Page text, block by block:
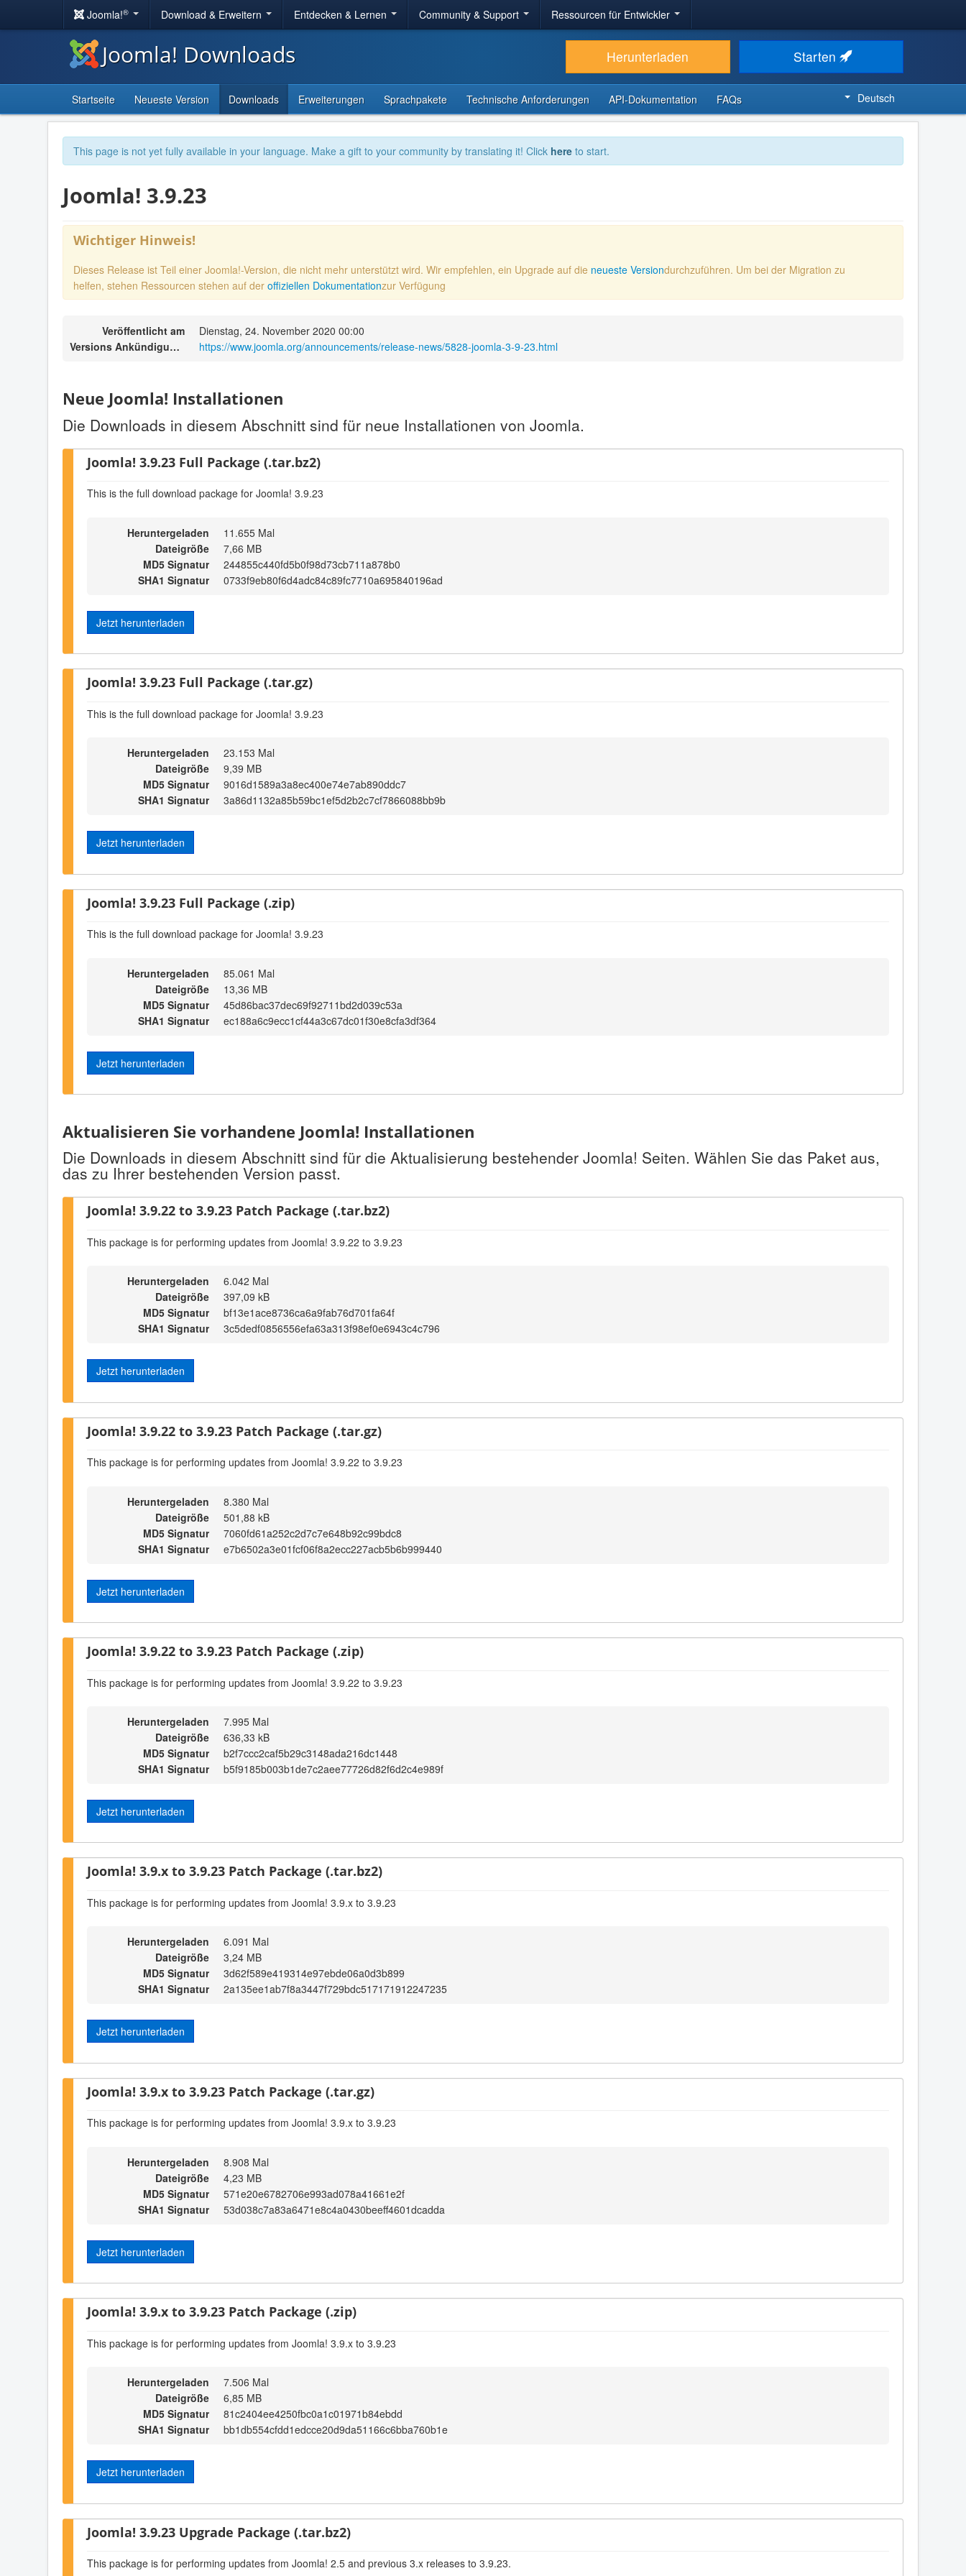
Joomla!® Download & Erweitern Entdecken & Lernen Community & Support Ressourcen für Entwickler
Joomla! Downloads Herunterladen Starten
Startseite Neueste Version Downloads Erweiterungen Sprachpakete Technische Anforderungen API-Dokumentation FAQs Deutsch
This page is not yet fully available in your language. Make a gift to your community by translating it! Click here to start.
Joomla! 3.9.23
Wichtiger Hinweis!
Dieses Release ist Teil einer Joomla!-Version, die nicht mehr unterstützt wird. Wir empfehlen, ein Upgrade auf die neueste Versiondurchzuführen. Um bei der Migration zu
helfen, stehen Ressourcen stehen auf der offiziellen Dokumentationzur Verfügung
Veröffentlicht am
Dienstag, 24. November 2020 00:00
Versions Ankündigungen
https://www.joomla.org/announcements/release-news/5828-joomla-3-9-23.html
Neue Joomla! Installationen
Die Downloads in diesem Abschnitt sind für neue Installationen von Joomla.
Joomla! 3.9.23 Full Package (.tar.bz2)
This is the full download package for Joomla! 3.9.23
Heruntergeladen
11.655 Mal
Dateigröße
7,66 MB
MD5 Signatur
244855c440fd5b0f98d73cb711a878b0
SHA1 Signatur
0733f9eb80f6d4adc84c89fc7710a695840196ad
Jetzt herunterladen
Joomla! 3.9.23 Full Package (.tar.gz)
This is the full download package for Joomla! 3.9.23
Heruntergeladen
23.153 Mal
Dateigröße
9,39 MB
MD5 Signatur
9016d1589a3a8ec400e74e7ab890ddc7
SHA1 Signatur
3a86d1132a85b59bc1ef5d2b2c7cf7866088bb9b
Jetzt herunterladen
Joomla! 3.9.23 Full Package (.zip)
This is the full download package for Joomla! 3.9.23
Heruntergeladen
85.061 Mal
Dateigröße
13,36 MB
MD5 Signatur
45d86bac37dec69f92711bd2d039c53a
SHA1 Signatur
ec188a6c9ecc1cf44a3c67dc01f30e8cfa3df364
Jetzt herunterladen
Aktualisieren Sie vorhandene Joomla! Installationen
Die Downloads in diesem Abschnitt sind für die Aktualisierung bestehender Joomla! Seiten. Wählen Sie das Paket aus,
das zu Ihrer bestehenden Version passt.
Joomla! 3.9.22 to 3.9.23 Patch Package (.tar.bz2)
This package is for performing updates from Joomla! 3.9.22 to 3.9.23
Heruntergeladen
6.042 Mal
Dateigröße
397,09 kB
MD5 Signatur
bf13e1ace8736ca6a9fab76d701fa64f
SHA1 Signatur
3c5dedf0856556efa63a313f98ef0e6943c4c796
Jetzt herunterladen
Joomla! 3.9.22 to 3.9.23 Patch Package (.tar.gz)
This package is for performing updates from Joomla! 3.9.22 to 3.9.23
Heruntergeladen
8.380 Mal
Dateigröße
501,88 kB
MD5 Signatur
7060fd61a252c2d7c7e648b92c99bdc8
SHA1 Signatur
e7b6502a3e01fcf06f8a2ecc227acb5b6b999440
Jetzt herunterladen
Joomla! 3.9.22 to 3.9.23 Patch Package (.zip)
This package is for performing updates from Joomla! 3.9.22 to 3.9.23
Heruntergeladen
7.995 Mal
Dateigröße
636,33 kB
MD5 Signatur
b2f7ccc2caf5b29c3148ada216dc1448
SHA1 Signatur
b5f9185b003b1de7c2aee77726d82f6d2c4e989f
Jetzt herunterladen
Joomla! 3.9.x to 3.9.23 Patch Package (.tar.bz2)
This package is for performing updates from Joomla! 3.9.x to 3.9.23
Heruntergeladen
6.091 Mal
Dateigröße
3,24 MB
MD5 Signatur
3d62f589e419314e97ebde06a0d3b899
SHA1 Signatur
2a135ee1ab7f8a3447f729bdc517171912247235
Jetzt herunterladen
Joomla! 3.9.x to 3.9.23 Patch Package (.tar.gz)
This package is for performing updates from Joomla! 3.9.x to 3.9.23
Heruntergeladen
8.908 Mal
Dateigröße
4,23 MB
MD5 Signatur
571e20e6782706e993ad078a41661e2f
SHA1 Signatur
53d038c7a83a6471e8c4a0430beeff4601dcadda
Jetzt herunterladen
Joomla! 3.9.x to 3.9.23 Patch Package (.zip)
This package is for performing updates from Joomla! 3.9.x to 3.9.23
Heruntergeladen
7.506 Mal
Dateigröße
6,85 MB
MD5 Signatur
81c2404ee4250fbc0a1c01971b84ebdd
SHA1 Signatur
bb1db554cfdd1edcce20d9da51166c6bba760b1e
Jetzt herunterladen
Joomla! 3.9.23 Upgrade Package (.tar.bz2)
This package is for performing updates from Joomla! 2.5 and previous 3.x releases to 3.9.23.